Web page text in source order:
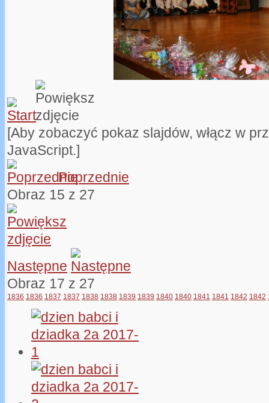
[Aby zobaczyć pokaz slajdów, włącz w
JavaScript.]
Poprzednie
Obraz 15 z 27
Następne
Obraz 17 z 27
1836 1836 1837 1837 1838 1838 1839 1839 1840 1840 1841 1841 1842 1842